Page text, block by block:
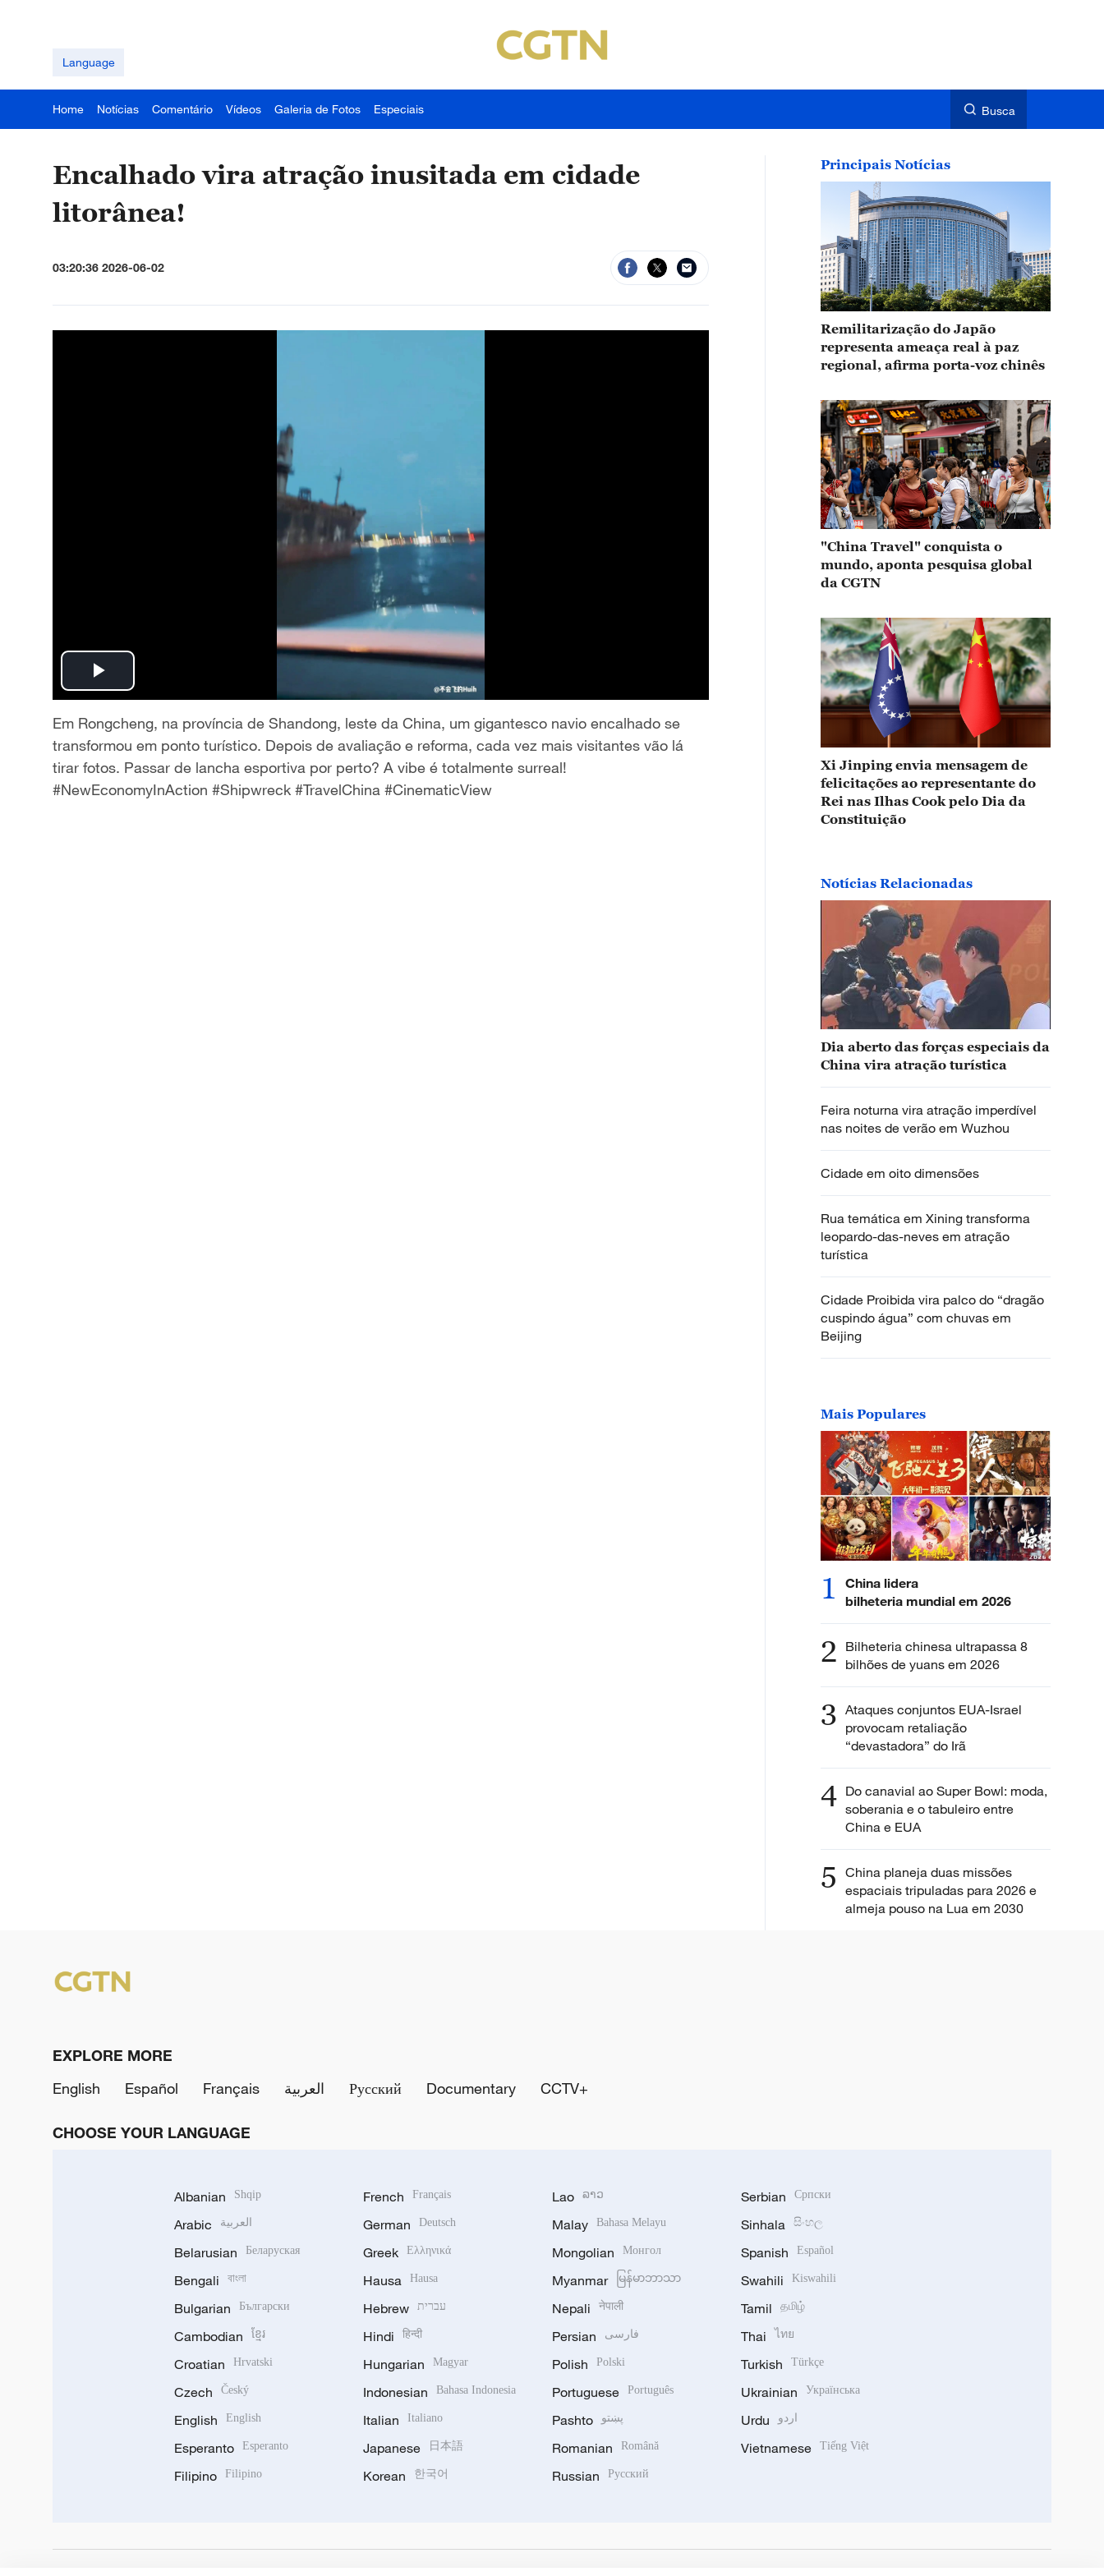
Language
Home Notícias Comentário Vídeos Galeria de Fotos Especiais Busca
Encalhado vira atração inusitada em cidade
litorânea!
03:20:36 2026-06-02
P
l
a
y
Em Rongcheng, na província de Shandong, leste da China, um gigantesco navio encalhado se
transformou em ponto turístico. Depois de avaliação e reforma, cada vez mais visitantes vão lá
tirar fotos. Passar de lancha esportiva por perto? A vibe é totalmente surreal!
#NewEconomyInAction #Shipwreck #TravelChina #CinematicView
Principais Notícias
Remilitarização do Japão
representa ameaça real à paz
regional, afirma porta-voz chinês
"China Travel" conquista o
mundo, aponta pesquisa global
da CGTN
Xi Jinping envia mensagem de
felicitações ao representante do
Rei nas Ilhas Cook pelo Dia da
Constituição
Notícias Relacionadas
Dia aberto das forças especiais da
China vira atração turística
Feira noturna vira atração imperdível
nas noites de verão em Wuzhou
Cidade em oito dimensões
Rua temática em Xining transforma
leopardo-das-neves em atração
turística
Cidade Proibida vira palco do “dragão
cuspindo água” com chuvas em
Beijing
Mais Populares
1
China lidera
bilheteria mundial em 2026
2 Bilheteria chinesa ultrapassa 8
bilhões de yuans em 2026
3 Ataques conjuntos EUA-Israel
provocam retaliação
“devastadora” do Irã
4 Do canavial ao Super Bowl: moda,
soberania e o tabuleiro entre
China e EUA
5 China planeja duas missões
espaciais tripuladas para 2026 e
almeja pouso na Lua em 2030
EXPLORE MORE
English
Español Français العربية Русский Documentary CCTV+
CHOOSE YOUR LANGUAGE
Albanian Shqip
Arabic العربية
Belarusian Беларуская
Bengali বাংলা
Bulgarian Български
Cambodian ខ្មែរ
Croatian Hrvatski
Czech Český
English English
Esperanto Esperanto
Filipino Filipino
French Français
German Deutsch
Greek Ελληνικά
Hausa Hausa
Hebrew עברית
Hindi हिन्दी
Hungarian Magyar
Indonesian Bahasa Indonesia
Italian Italiano
Japanese 日本語
Korean 한국어
Lao ລາວ
Malay Bahasa Melayu
Mongolian Монгол
Myanmar မြန်မာဘာသာ
Nepali नेपाली
Persian فارسی
Polish Polski
Portuguese Português
Pashto پښتو
Romanian Română
Russian Русский
Serbian Српски
Sinhala සිංහල
Spanish Español
Swahili Kiswahili
Tamil தமிழ்
Thai ไทย
Turkish Türkçe
Ukrainian Українська
Urdu اردو
Vietnamese Tiếng Việt